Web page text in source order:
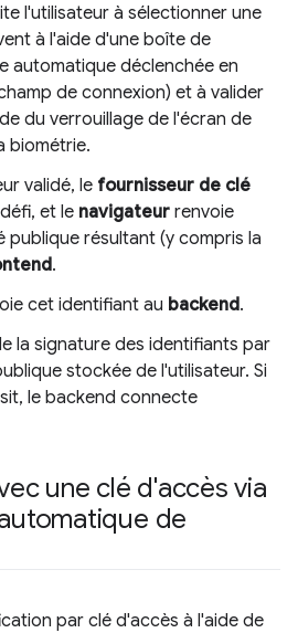
l'utilisateur à sélectionner une
à l'aide d'une boîte de
automatique déclenchée en
de connexion) et à valider
du verrouillage de l'écran de
biométrie.
validé, le fournisseur de clé
et le navigateur renvoie
publique résultant (y compris la
.
cet identifiant au backend.
la signature des identifiants par
stockée de l'utilisateur. Si
le backend connecte
une clé d'accès via
de
par clé d'accès à l'aide de